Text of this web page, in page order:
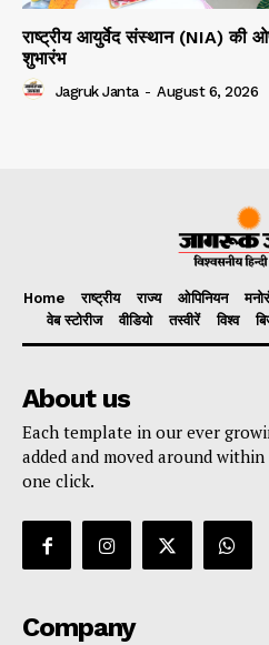
राष्ट्रीय आयुर्वेद संस्थान (NIA) की
शुभारंभ
Jagruk Janta - August 6, 2026
Home राष्ट्रीय राज्य ओपिनियन
वेब स्टोरीज
वीडियो तस्वीरें विश्व
About us
Each template in our ever
added and moved around
one click.
Company